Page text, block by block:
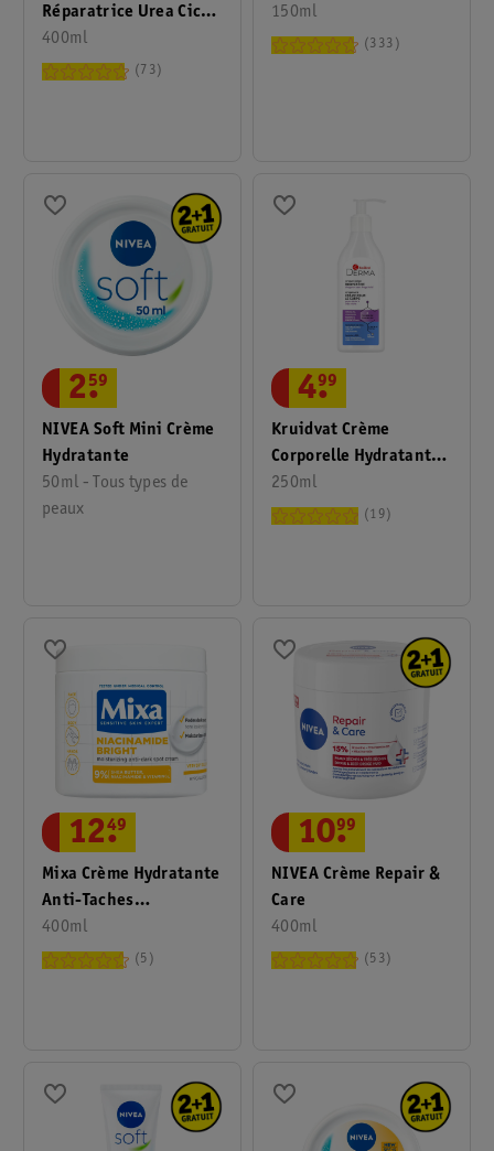
Réparatrice Urea Cica
Repair+
400ml
73
150ml
333
NIVEA Soft Mini Crème
Hydratante
50ml - Tous types de
peaux
2.
59
Kruidvat Crème
Corporelle Hydratante
Derma
250ml
4.
99
19
Mixa Crème Hydratante
Anti-Taches
Niacinamide Bright
400ml
12.
49
5
NIVEA Crème Repair &
Care
400ml
10.
99
53